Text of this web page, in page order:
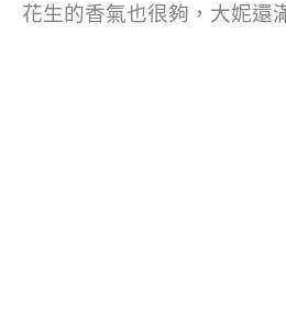
花生的香氣也很夠，大妮還